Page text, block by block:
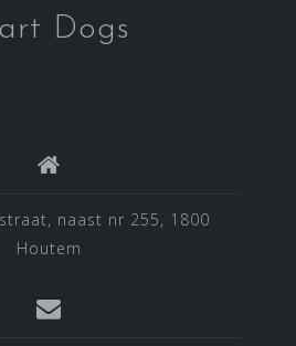
Dogs
naast nr 255, 1800
Houtem